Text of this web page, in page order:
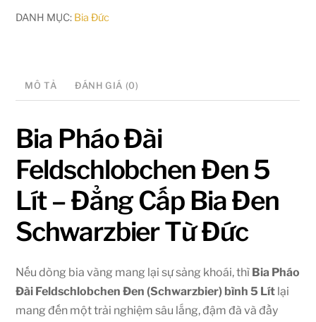
DANH MỤC: Bia Đức
MÔ TẢ ĐÁNH GIÁ (0)
Bia Pháo Đài
Feldschlobchen Đen 5
Lít – Đẳng Cấp Bia Đen
Schwarzbier Từ Đức
Nếu dòng bia vàng mang lại sự sảng khoái, thì Bia Pháo
Đài Feldschlobchen Đen (Schwarzbier) bình 5 Lít lại
mang đến một trải nghiệm sâu lắng, đậm đà và đầy